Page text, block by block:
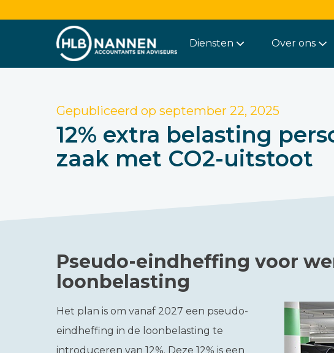
Diensten Over ons
Gepubliceerd op september 22, 2025
12% extra belasting
zaak met CO2-uitstoot
Pseudo-eindheffing voor
loonbelasting
Het plan is om vanaf 2027 een pseudo-
eindheffing in de loonbelasting te
introduceren van 12%. Deze 12% is een